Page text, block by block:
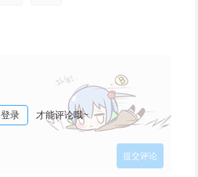
登录 才能评论哦~